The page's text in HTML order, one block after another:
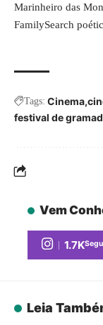
Marinheiro das
FamilySearch
Tags: Cinema
festival de
Vem
1.7K
Leia